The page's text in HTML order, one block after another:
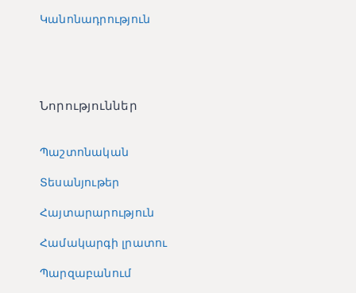
Կանոնադրություն
Նորություններ
Պաշտոնական
Տեսանյութեր
Հայտարարություն
Համակարգի լրատու
Պարզաբանում